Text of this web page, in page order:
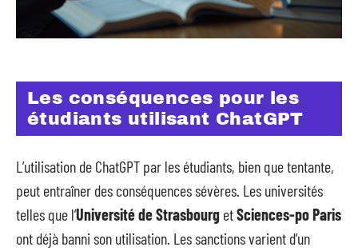
Les conséquences pour les
étudiants utilisant ChatGPT
L’utilisation de ChatGPT par les étudiants, bien que tentante,
peut entraîner des conséquences sévères. Les universités
telles que l’Université de Strasbourg etSciences-po Paris
ont déjà banni son utilisation. Les sanctions varient d’un